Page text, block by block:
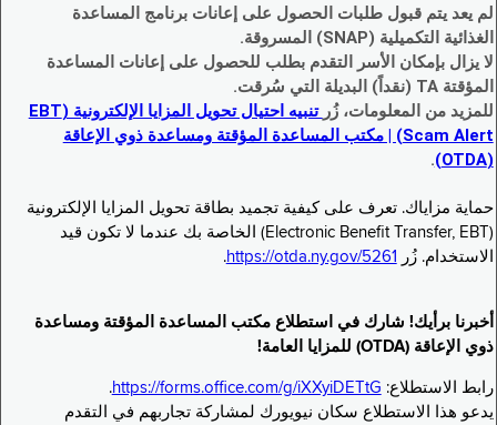
لم يعد يتم قبول طلبات الحصول على إعانات برنامج المساعدة
الغذائية التكميلية (SNAP) المسروقة.
لا يزال بإمكان الأسر التقدم بطلب للحصول على إعانات المساعدة
المؤقتة TA (نقداً) البديلة التي سُرقت.
للمزيد من المعلومات، زُر
تنبيه احتيال تحويل المزايا الإلكترونية (EBT
Scam Alert) | مكتب المساعدة المؤقتة ومساعدة ذوي الإعاقة
(OTDA)
.
حماية مزاياك. تعرف على كيفية تجميد بطاقة تحويل المزايا الإلكترونية
(Electronic Benefit Transfer, EBT) الخاصة بك عندما لا تكون قيد
الاستخدام. زُر
https://otda.ny.gov/5261
.
أخبرنا برأيك! شارك في استطلاع مكتب المساعدة المؤقتة ومساعدة
ذوي الإعاقة (OTDA) للمزايا العامة!
رابط الاستطلاع: https://forms.office.com/g/iXXyiDETtG
.
يدعو هذا الاستطلاع سكان نيويورك لمشاركة تجاربهم في التقدم